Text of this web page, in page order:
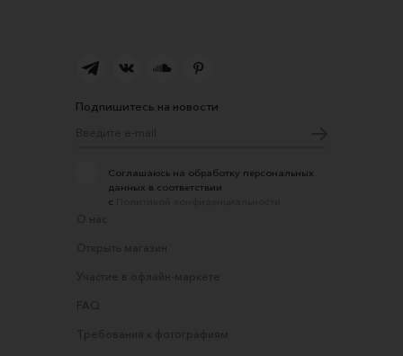
Подпишитесь на новости
Соглашаюсь на обработку персональных
данных в соответствии
с
О нас
Открыть магазин
Участие в офлайн-маркете
FAQ
Требования к фотографиям